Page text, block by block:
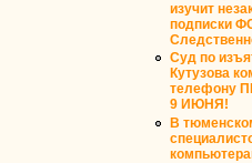
изучит
подписки
Суд по
Кутузова
телефону
9 ИЮНЯ!
В